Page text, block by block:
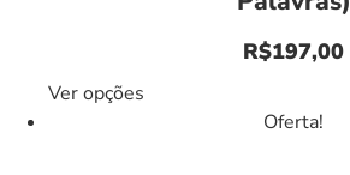
R$197,00
Ver opções
Oferta!